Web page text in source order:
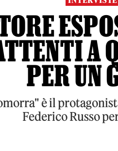
A
PER UN
è il
Federico Russo